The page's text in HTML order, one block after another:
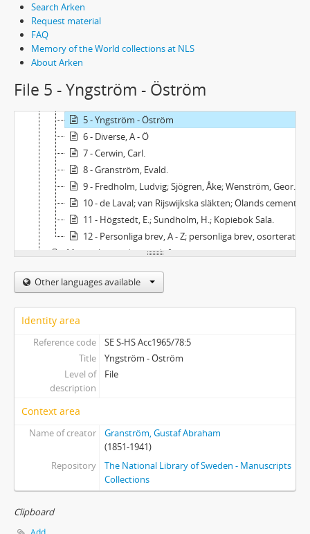
Search Arken
Request material
FAQ
Memory of the World collections at NLS
About Arken
File 5 - Yngström - Öström
Acc1965/78 - Gustaf Abraham Granströms samling
1 - Babé - Boström
3 - Fagerberg - Fåhreus
4 - Liljefors - Lindstedt
5 - Yngström - Öström
6 - Diverse, A - Ö
7 - Cerwin, Carl.
8 - Granström, Evald.
9 - Fredholm, Ludvig; Sjögren, Åke; Wenström, Georg; Wenström, Jonas; Angående historik över Asea; Angående biografi över Samuel Owen.
10 - de Laval; van Rijswijkska släkten; Ölands cement.
11 - Högstedt, E.; Sundholm, H.; Kopiebok Sala.
12 - Personliga brev, A - Z; personliga brev, osorterat.
Material rörande gruvdrift och järnhantering
Ämnesordnade handlingar, serie 2
Privata handlingar
Övrigt
Other languages available
Identity area
Reference code
SE S-HS Acc1965/78:5
Title
Yngström - Öström
Level of
description
File
Context area
Name of creator
Granström, Gustaf Abraham
(1851-1941)
Repository
The National Library of Sweden - Manuscripts
Collections
Clipboard